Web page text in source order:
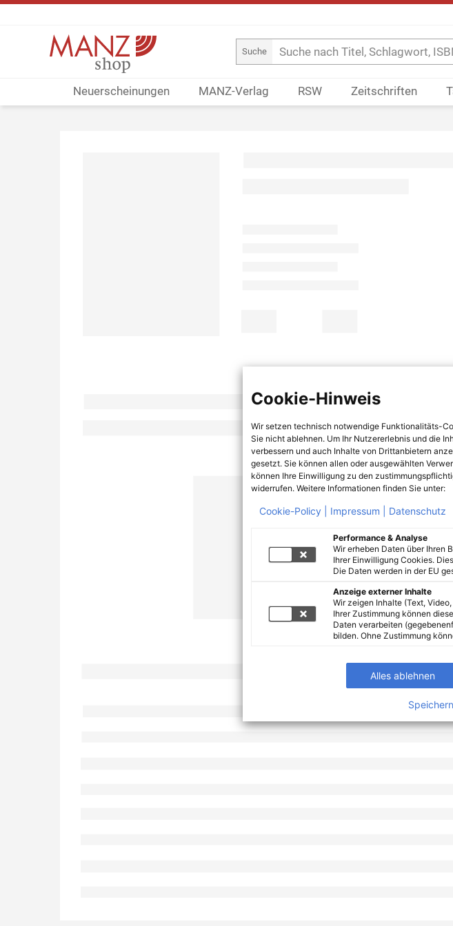
Suche
Neuerscheinungen MANZ-Verlag RSW Zeitschriften
Cookie-Hinweis
Wir setzen technisch notwendige Funktionalitäts-
Sie nicht ablehnen. Um Ihr Nutzererlebnis und die
verbessern und auch Inhalte von Drittanbietern
gesetzt. Sie können allen oder ausgewählten
können Ihre Einwilligung zu den
widerrufen. Weitere Informationen finden Sie unter:
Cookie-Policy | Impressum | Datenschutz
Performance & Analyse
Wir erheben Daten über Ihren
Ihrer Einwilligung Cookies.
Die Daten werden in der EU
Anzeige externer Inhalte
Wir zeigen Inhalte (Text,
Ihrer Zustimmung können
Daten verarbeiten
bilden. Ohne Zustimmung
Alles ablehnen